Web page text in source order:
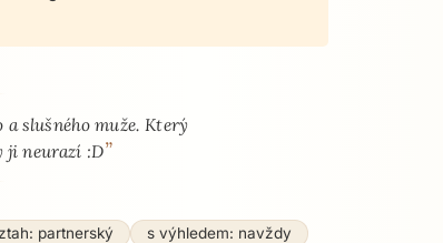
a slušného muže. Který
ji neurazí :D”
partnerský s výhledem: navždy